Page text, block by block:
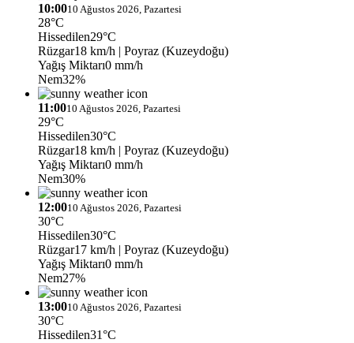
10:0010 Ağustos 2026, Pazartesi
28°C
Hissedilen29°C
Rüzgar18 km/h | Poyraz (Kuzeydoğu)
Yağış Miktarı0 mm/h
Nem32%
11:0010 Ağustos 2026, Pazartesi
29°C
Hissedilen30°C
Rüzgar18 km/h | Poyraz (Kuzeydoğu)
Yağış Miktarı0 mm/h
Nem30%
12:0010 Ağustos 2026, Pazartesi
30°C
Hissedilen30°C
Rüzgar17 km/h | Poyraz (Kuzeydoğu)
Yağış Miktarı0 mm/h
Nem27%
13:0010 Ağustos 2026, Pazartesi
30°C
Hissedilen31°C